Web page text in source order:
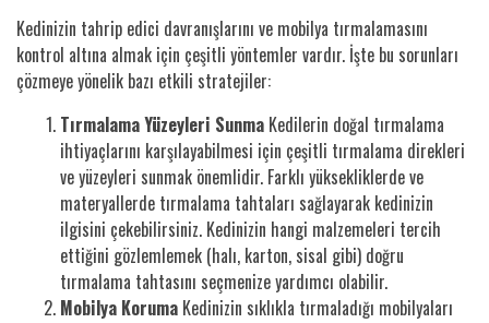
Kedinizin tahrip edici davranışlarını ve mobilya tırmalamasını
kontrol altına almak için çeşitli yöntemler vardır. İşte bu sorunları
çözmeye yönelik bazı etkili stratejiler:
Tırmalama Yüzeyleri Sunma Kedilerin doğal tırmalama
ihtiyaçlarını karşılayabilmesi için çeşitli tırmalama direkleri
ve yüzeyleri sunmak önemlidir. Farklı yüksekliklerde ve
materyallerde tırmalama tahtaları sağlayarak kedinizin
ilgisini çekebilirsiniz. Kedinizin hangi malzemeleri tercih
ettiğini gözlemlemek (halı, karton, sisal gibi) doğru
tırmalama tahtasını seçmenize yardımcı olabilir.
Mobilya Koruma Kedinizin sıklıkla tırmaladığı mobilyaları